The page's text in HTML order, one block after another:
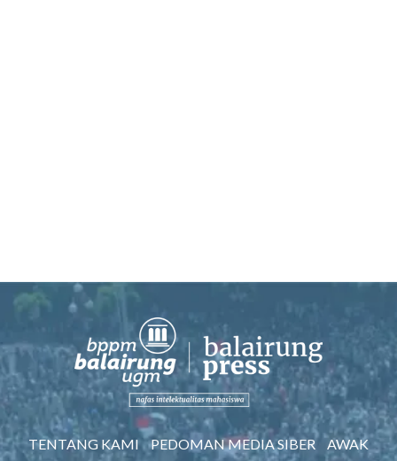
TENTANG KAMI PEDOMAN MEDIA SIBER
AWAK